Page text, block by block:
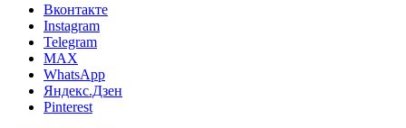
Вконтакте
Instagram
Telegram
MAX
WhatsApp
Яндекс.Дзен
Pinterest